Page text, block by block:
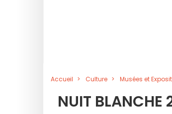
Accueil Culture Musées et
NUIT BLANCHE